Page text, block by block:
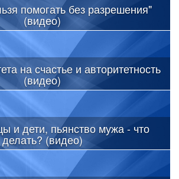
помогать без разрешения"
(видео)
на счастье и авторитетность
(видео)
и дети, пьянство мужа - что
делать? (видео)